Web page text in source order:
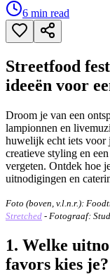
6 min read
Streetfood
ideeën voor
Droom je van een
lampionnen en
huwelijk echt iets voor
creatieve styling en
vergeten. Ontdek hoe
uitnodigingen en
Foto (boven, v.l.n.r.):
Stretched - Fotograaf:
1. Welke
favors kies je?